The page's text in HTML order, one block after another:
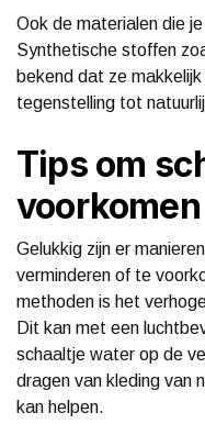
Ook de materialen die
Synthetische stoffen
bekend dat ze
tegenstelling tot
Tips om
voorkomen
Gelukkig zijn er
verminderen of te
methoden is het
Dit kan met een
schaaltje water op de
dragen van kleding van
kan helpen.